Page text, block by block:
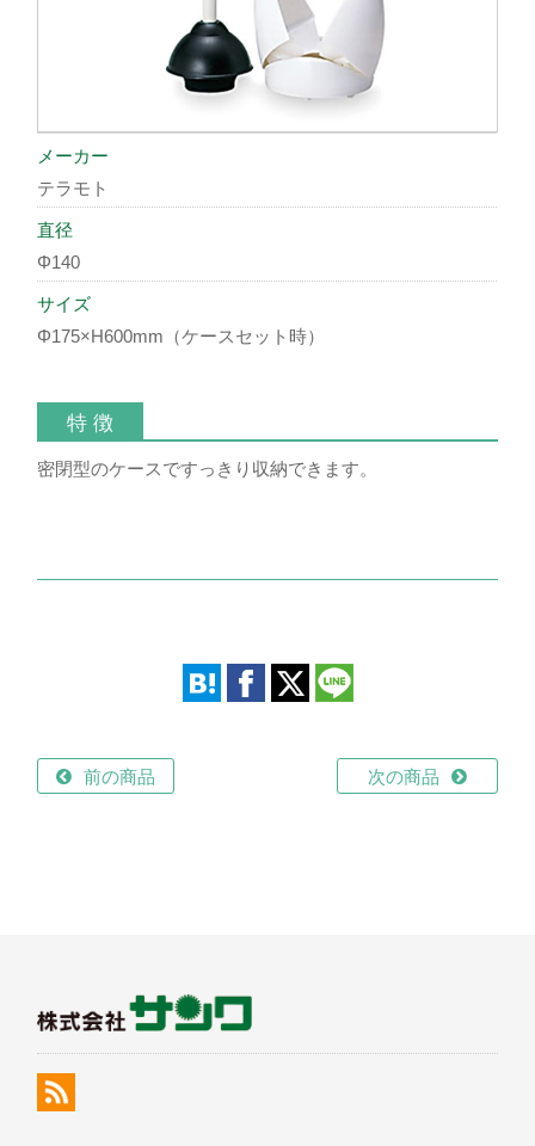
メーカー
テラモト
直径
Φ140
サイズ
Φ175×H600mm（ケースセット時）
特 徴
密閉型のケースですっきり収納できます。
前の商品 次の商品